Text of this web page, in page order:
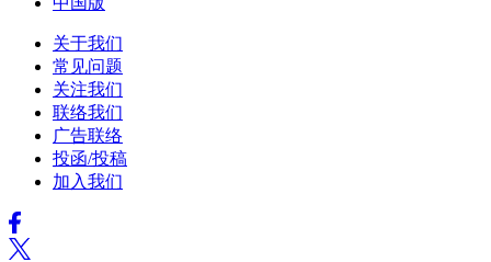
关于我们
常见问题
关注我们
联络我们
广告联络
投函/投稿
加入我们